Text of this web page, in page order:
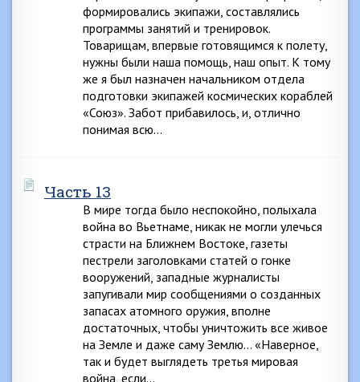
формировались экипажи, составлялись
программы занятий и тренировок.
Товарищам, впервые готовящимся к полету,
нужны были наша помощь, наш опыт. К тому
же я был назначен начальником отдела
подготовки экипажей космических кораблей
«Союз». Забот прибавилось, и, отлично
понимая всю…
Часть 13
В мире тогда было неспокойно, полыхала
война во Вьетнаме, никак не могли улечься
страсти на Ближнем Востоке, газеты
пестрели заголовками статей о гонке
вооружений, западные журналисты
запугивали мир сообщениями о созданных
запасах атомного оружия, вполне
достаточных, чтобы уничтожить все живое
на Земле и даже саму Землю… «Наверное,
так и будет выглядеть третья мировая
война, если…